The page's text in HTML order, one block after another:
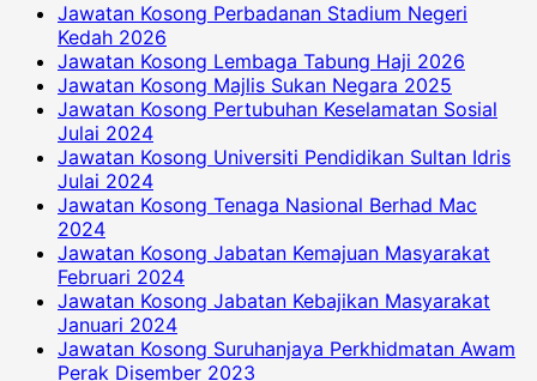
Jawatan Kosong Perbadanan Stadium Negeri
Kedah 2026
Jawatan Kosong Lembaga Tabung Haji 2026
Jawatan Kosong Majlis Sukan Negara 2025
Jawatan Kosong Pertubuhan Keselamatan Sosial
Julai 2024
Jawatan Kosong Universiti Pendidikan Sultan Idris
Julai 2024
Jawatan Kosong Tenaga Nasional Berhad Mac
2024
Jawatan Kosong Jabatan Kemajuan Masyarakat
Februari 2024
Jawatan Kosong Jabatan Kebajikan Masyarakat
Januari 2024
Jawatan Kosong Suruhanjaya Perkhidmatan Awam
Perak Disember 2023